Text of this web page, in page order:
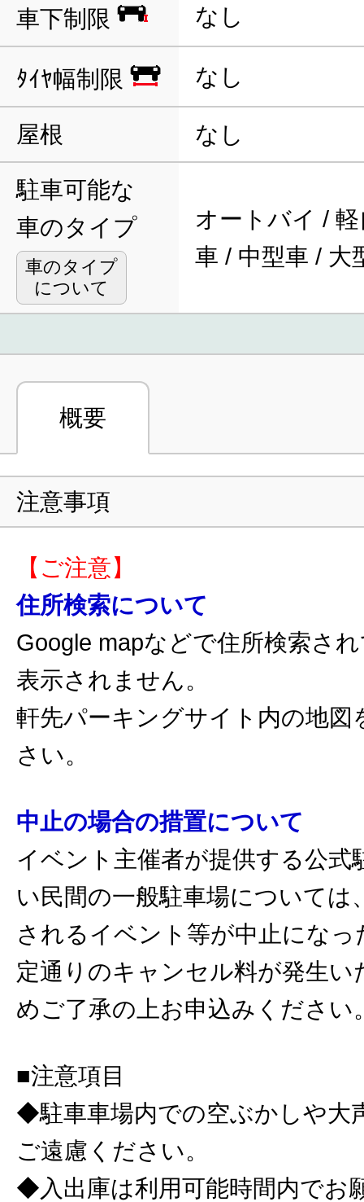
車下制限 なし
ﾀｲﾔ幅制限 なし
屋根 なし
駐車可能な
車のタイプ
車のタイプ
について
オートバイ /
車 / 中型車 / 大
概要
注意事項
【ご注意】
住所検索について
Google mapなどで住所検索さ
表示されません。
軒先パーキングサイト内の地図
さい。
中止の場合の措置について
イベント主催者が提供する公式
い民間の一般駐車場については
されるイベント等が中止になっ
定通りのキャンセル料が発生い
めご了承の上お申込みください
■注意項目
◆駐車車場内での空ぶかしや大
ご遠慮ください。
◆入出庫は利用可能時間内でお